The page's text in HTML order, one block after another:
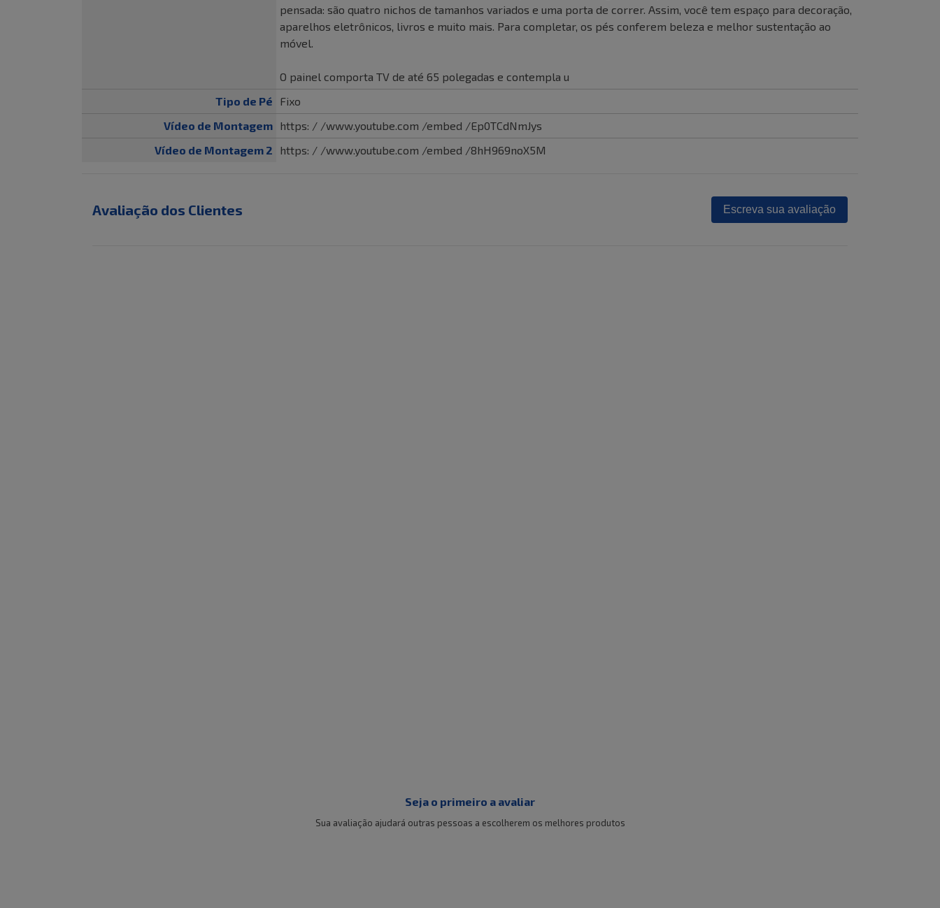
pensada: são quatro nichos de tamanhos variados e uma porta de correr. Assim, você tem espaço para decoração,
aparelhos eletrônicos, livros e muito mais. Para completar, os pés conferem beleza e melhor sustentação ao
móvel.
O painel comporta TV de até 65 polegadas e contempla u
Tipo de Pé
Fixo
Vídeo de Montagem
https: / /www.youtube.com /embed /Ep0TCdNmJys
Vídeo de Montagem 2
https: / /www.youtube.com /embed /8hH969noX5M
Avaliação dos Clientes Escreva sua avaliação
Seja o primeiro a avaliar
Sua avaliação ajudará outras pessoas a escolherem os melhores produtos